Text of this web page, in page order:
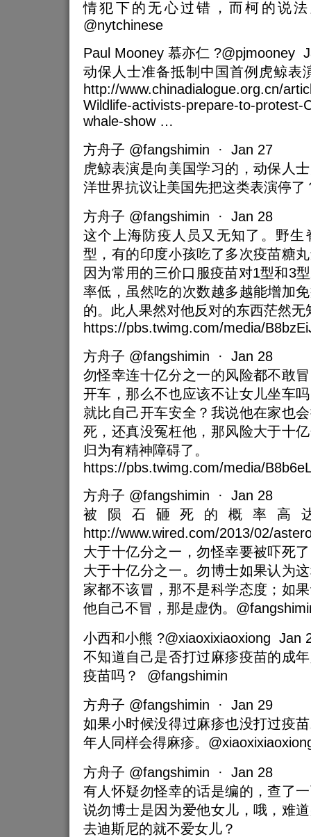
情犯下的无心过错，而柯的说
@nytchinese
Paul Mooney 慕亦仁 ?@pjmooney
动保人士准备抵制中国首例虎鲸表
http://www.chinadialogue.org.cn/
Wildlife-activists-prepare-to-protest-
whale-show …
方舟子 @fangshimin · Jan 27
虎鲸表演是向美国学习的，动保人
洋世界抗议让美国先把这类表演停了
方舟子 @fangshimin · Jan 28
这个上海防疫人员又无知了。野生
型，有的印度小孩吃了多次疫苗糖
因为常用的三价口服疫苗对1型和3
率低，虽然吃的次数越多越能增加
的。此人果然对他反对的东西茫然无
https://pbs.twimg.com/media/
方舟子 @fangshimin · Jan 28
勿怪幸连十亿分之一的风险都不敢
开车，那么不也应该不让女儿坐车
就比自己开车安全？我说他在家也
死，还真没冤枉他，那风险大于十
归为有精神障碍了。
https://pbs.twimg.com/media/
方舟子 @fangshimin · Jan 28
被陨石砸死的概率高
http://www.wired.com/2013/02/
大于十亿分之一，勿怪幸要被吓死
大于十亿分之一。勿博士如果认为
家都不该冒，那不是科学态度；如
他自己不冒，那是虚伪。
小西和小熊 ?@xiaoxixiaoxiong Jan
不知道自己是否打过麻疹疫苗的成
疫苗吗？ @fangshimin
方舟子 @fangshimin · Jan 29
如果小时候没得过麻疹也没打过疫
年人同样会得麻疹。
方舟子 @fangshimin · Jan 28
有人怀疑勿怪幸的话是编的，查了
说勿博士是因为爱他女儿，哦，难
去迪斯尼的就不爱女儿？